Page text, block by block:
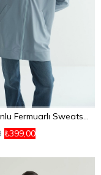
₺399,00